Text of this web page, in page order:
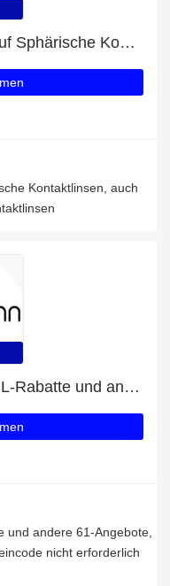
Genießen Sie 19% Rabatt auf Sphärische Kontaktlinsen
Kontaktlinsen, auch
FIELMANN MC 543 FLEX CL-Rabatte und andere 61-Angebote
und andere 61-Angebote,
nicht erforderlich